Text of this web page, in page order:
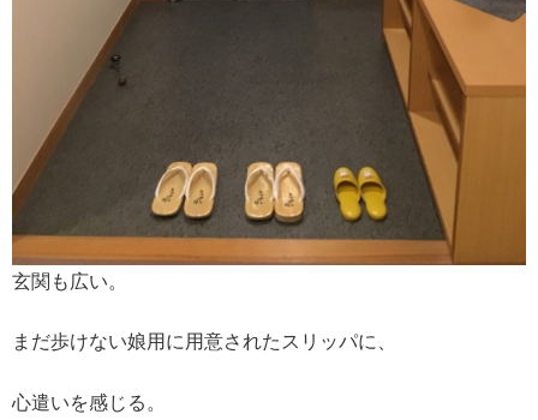
玄関も広い。
まだ歩けない娘用に用意されたスリッパに、
心遣いを感じる。